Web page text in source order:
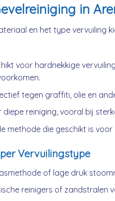
in
en het type vervuiling
voor hardnekkige
tegen graffiti, olie en
reiniging, vooral bij
methode die geschikt is voor
Vervuilingstype
of lage druk
reinigers of zandstralen